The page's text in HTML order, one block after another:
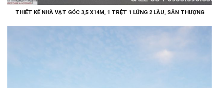
THIẾT KẾ NHÀ VẠT GÓC 3,5 X14M, 1 TRỆT 1 LỬNG 2 LẦU, SÂN THƯỢNG